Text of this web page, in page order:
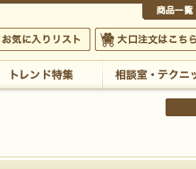
が負担いたします
入りリスト 大口注文はこちら